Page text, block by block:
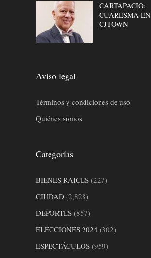
CARTAPACIO:
CUARESMA EN
CJTOWN
Aviso legal
Términos y condiciones de uso
Quiénes somos
Categorías
BIENES RAICES (227)
CIUDAD (2,828)
DEPORTES (857)
ELECCIONES 2024 (302)
ESPECTÁCULOS (959)